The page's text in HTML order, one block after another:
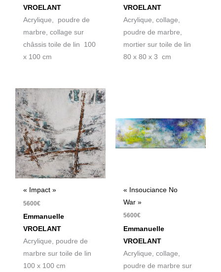
VROELANT
Acrylique, poudre de
marbre, collage sur
châssis toile de lin 100
x 100 cm
VROELANT
Acrylique, collage,
poudre de marbre,
mortier sur toile de lin
80 x 80 x 3 cm
« Impact »
5600€
Emmanuelle
VROELANT
Acrylique, poudre de
marbre sur toile de lin
100 x 100 cm
« Insouciance No
War »
5600€
Emmanuelle
VROELANT
Acrylique, collage,
poudre de marbre sur